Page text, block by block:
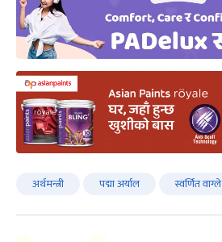
अर्थमन्त्री पद्मा अर्याल स्वर्णित वाग्ले